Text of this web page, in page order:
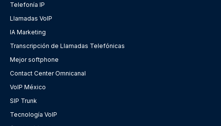
Telefonía IP
Llamadas VoIP
IA Marketing
Transcripción de Llamadas Telefónicas
Mejor softphone
Contact Center Omnicanal
VoIP México
SIP Trunk
Tecnología VoIP